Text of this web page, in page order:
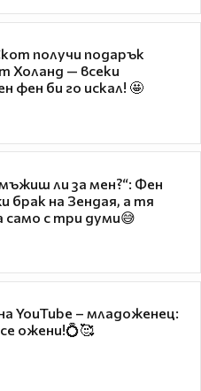
получи подарък
Холанд — всеки
фен би го искал! 🤩
ли за мен?“: Фен
брак на Зендая, а тя
само с три думи😅
YouTube – младоженец:
ожени!💍🥰